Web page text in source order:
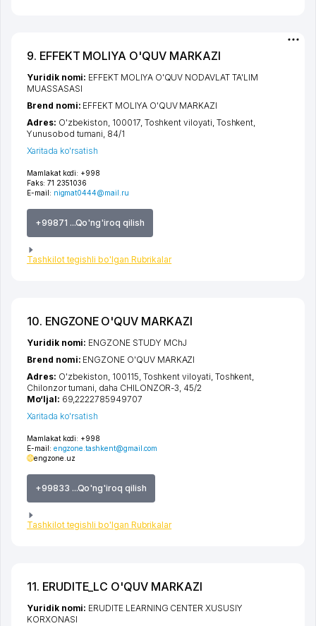
9. EFFEKT MOLIYA O'QUV MARKAZI
Mamlakat kodi: +998
Faks: 71 2351036
E-mail: nigmat0444@mail.ru
+99871 ...Qo'ng'iroq qilish
Tashkilot tegishli bo'lgan Rubrikalar
Yuridik nomi: EFFEKT MOLIYA O'QUV NODAVLAT TA'LIM
MUASSASASI
Brend nomi: EFFEKT MOLIYA O'QUV MARKAZI
Adres: O'zbekiston, 100017, Toshkent viloyati Toshkent
Yunusobod tumani , 84/1
Xaritada ko'rsatish
10. ENGZONE O'QUV MARKAZI
Mamlakat kodi: +998
E-mail: engzone.tashkent@gmail.com
engzone.uz
+99833 ...Qo'ng'iroq qilish
Tashkilot tegishli bo'lgan Rubrikalar
Yuridik nomi: ENGZONE STUDY MChJ
Brend nomi: ENGZONE O'QUV MARKAZI
Adres: O'zbekiston, 100115, Toshkent viloyati Toshkent
Chilonzor tumani daha CHILONZOR-3 , 45/2
Mo‘ljal: 69,2222785949707
Xaritada ko'rsatish
11. ERUDITE_LC O'QUV MARKAZI
Yuridik nomi: ERUDITE LEARNING CENTER XUSUSIY
KORXONASI